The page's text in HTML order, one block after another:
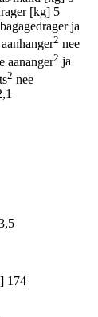
[kg] 5
ja
2 nee
aananger2 ja
2 nee
174